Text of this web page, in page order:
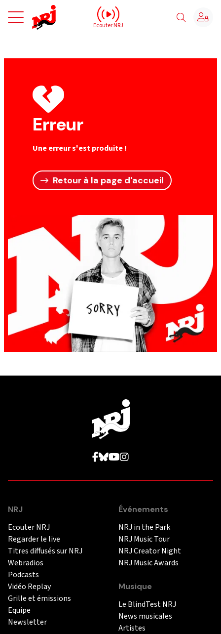
NRJ - Accueil
Ecouter NRJ
Erreur
Une erreur s'est produite !
Retour à la page d'accueil
NRJ
Ecouter NRJ
Regarder le live
Titres diffusés sur NRJ
Webradios
Podcasts
Vidéo Replay
Grille et émissions
Equipe
Newsletter
Événements
NRJ in the Park
NRJ Music Tour
NRJ Creator Night
NRJ Music Awards
Musique
Le BlindTest NRJ
News musicales
Artistes